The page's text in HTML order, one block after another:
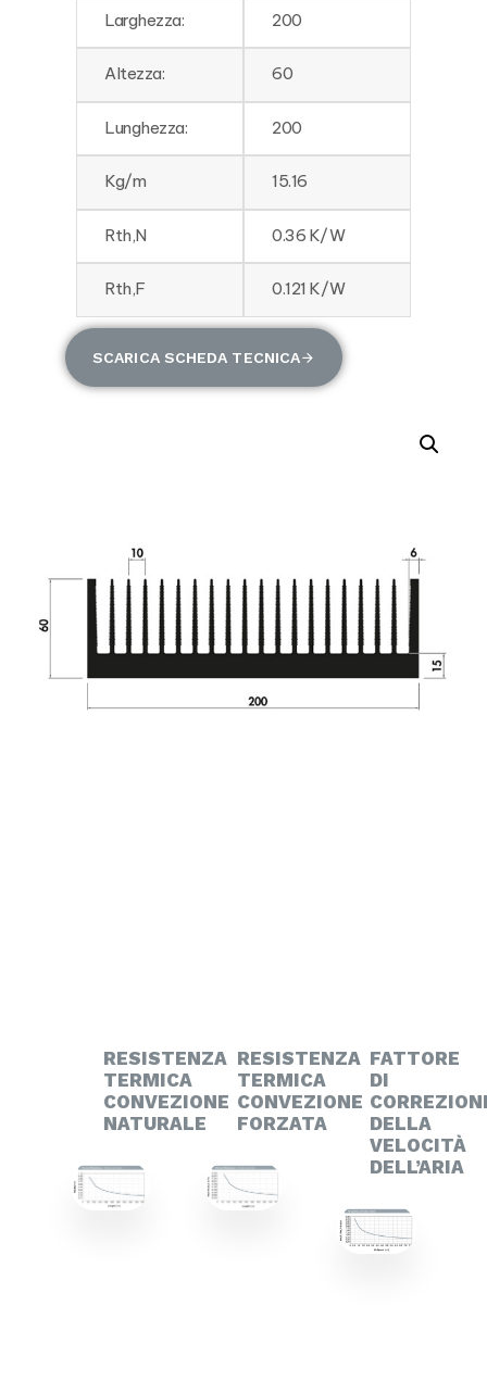
Larghezza: 200
Altezza: 60
Lunghezza: 200
Kg/m 15.16
Rth,N 0.36 K/W
Rth,F 0.121 K/W
SCARICA SCHEDA TECNICA
RESISTENZA
TERMICA
CONVEZIONE
NATURALE
RESISTENZA
TERMICA
CONVEZIONE
FORZATA
FATTORE
DI
DELLA
VELOCITÀ
DELL’ARIA